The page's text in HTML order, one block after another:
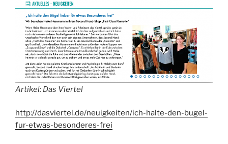
Artikel: Das Viertel
http://dasviertel.de/neuigkeiten/ich-halte-den-bugel-
fur-etwas-besonderes-frei